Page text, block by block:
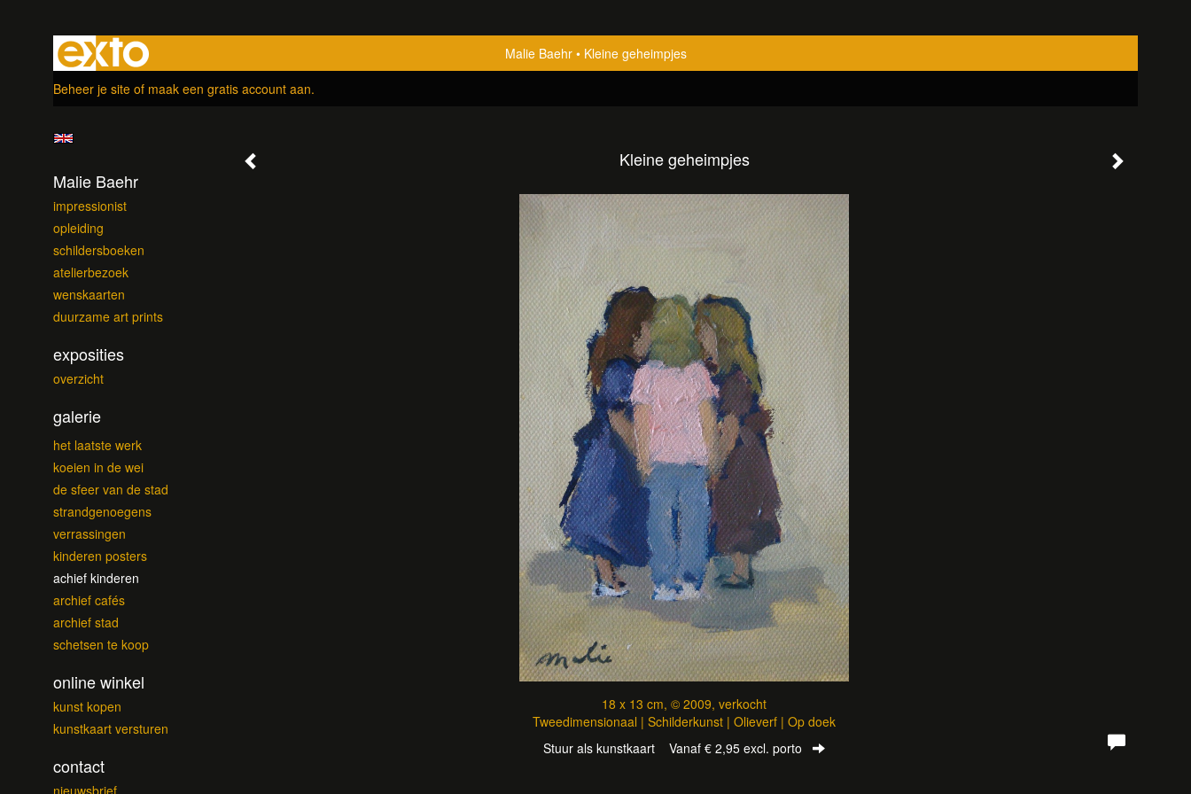
Malie Baehr
Kleine geheimpjes
Beheer je site of maak een gratis account aan.
Kleine geheimpjes
18 x 13 cm, © 2009, verkocht
Tweedimensionaal | Schilderkunst | Olieverf | Op doek
Stuur als kunstkaart Vanaf € 2,95 excl. porto
Malie Baehr
impressionist
opleiding
schildersboeken
atelierbezoek
wenskaarten
duurzame art prints
exposities
overzicht
galerie
het laatste werk
koeien in de wei
de sfeer van de stad
strandgenoegens
verrassingen
kinderen posters
achief kinderen
archief cafés
archief stad
schetsen te koop
online winkel
kunst kopen
kunstkaart versturen
contact
nieuwsbrief